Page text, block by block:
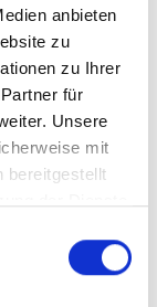
anbieten
zu
zu Ihrer
für
Unsere
mit
bereitgestellt
Suche.